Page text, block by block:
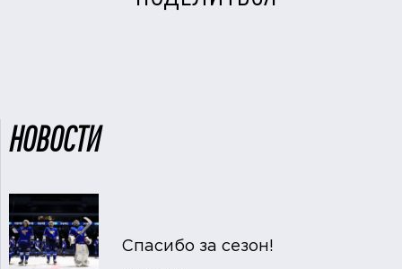
НОВОСТИ
Спасибо за сезон!